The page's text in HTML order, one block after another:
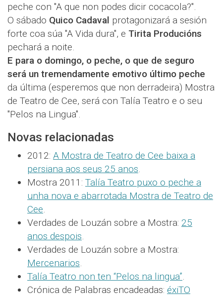
peche con "A que non podes dicir cocacola?".
O sábado Quico Cadaval protagonizará a sesión
forte coa súa "A Vida dura", e Tirita Producións
pechará a noite.
E para o domingo, o peche, o que de seguro
será un tremendamente emotivo último peche
da última (esperemos que non derradeira) Mostra
de Teatro de Cee, será con Talía Teatro e o seu
"Pelos na Lingua".
Novas relacionadas
2012: A Mostra de Teatro de Cee baixa a
persiana aos seus 25 anos
Mostra 2011: Talía Teatro puxo o peche a
unha nova e abarrotada Mostra de Teatro de
Cee
Verdades de Louzán sobre a Mostra: 25
anos despois
Verdades de Louzán sobre a Mostra:
Mercenarios
Talía Teatro non ten “Pelos na lingua”
Crónica de Palabras encadeadas: éxiTO